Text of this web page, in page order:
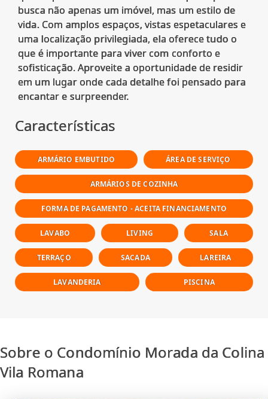
busca não apenas um imóvel, mas um estilo de
vida. Com amplos espaços, vistas espetaculares e
uma localização privilegiada, ela oferece tudo o
que é importante para viver com conforto e
sofisticação. Aproveite a oportunidade de residir
em um lugar onde cada detalhe foi pensado para
Características
ARMÁRIO EMBUTIDO ÁREA DE SERVIÇO
ARMÁRIOS DE COZINHA
FORMA DE PAGAMENTO - ACEITA FINANCIAMENTO
LAVABO LIVING SALA
TERRAÇO SACADA LAREIRA
LAVANDERIA PISCINA
Sobre o Condomínio Morada da Colina
Vila Romana